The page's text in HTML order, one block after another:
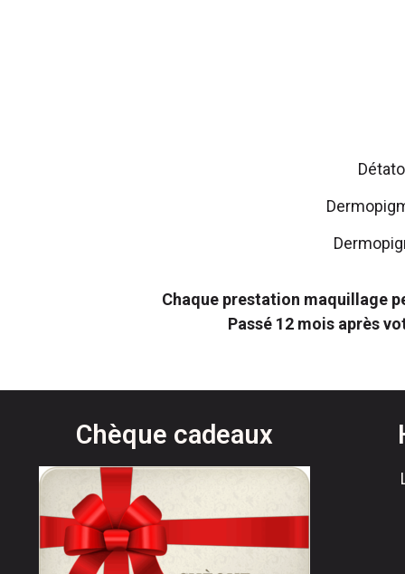
Chaque prestation maquillage
Passé 12 mois après
Chèque cadeaux